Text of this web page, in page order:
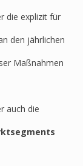
die explizit für
den jährlichen
Maßnahmen
auch die